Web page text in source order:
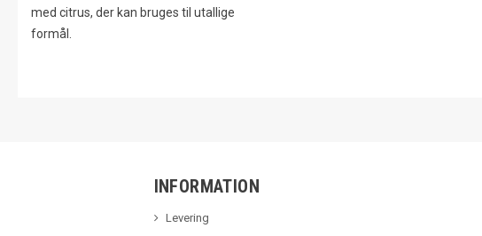
med citrus, der kan bruges til utallige
formål.
INFORMATION
Levering